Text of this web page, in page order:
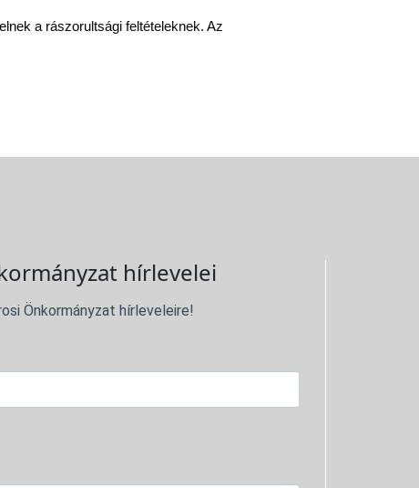
a rászorultsági feltételeknek. Az
hírlevelei
Önkormányzat hírleveleire!